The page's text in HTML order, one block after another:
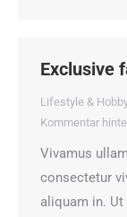
Exclusive
Lifestyle & Hobby
Kommentar
Vivamus
consectetur
aliquam in.